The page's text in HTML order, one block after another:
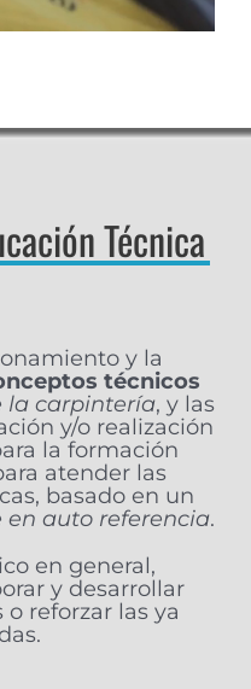
Técnica
y la
técnicos
la carpintería, y las
y/o realización
la formación
atender las
basado en un
en auto referencia.
en general,
y desarrollar
reforzar las ya